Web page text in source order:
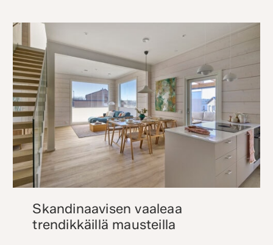
Skandinaavisen vaaleaa
trendikkäillä mausteilla